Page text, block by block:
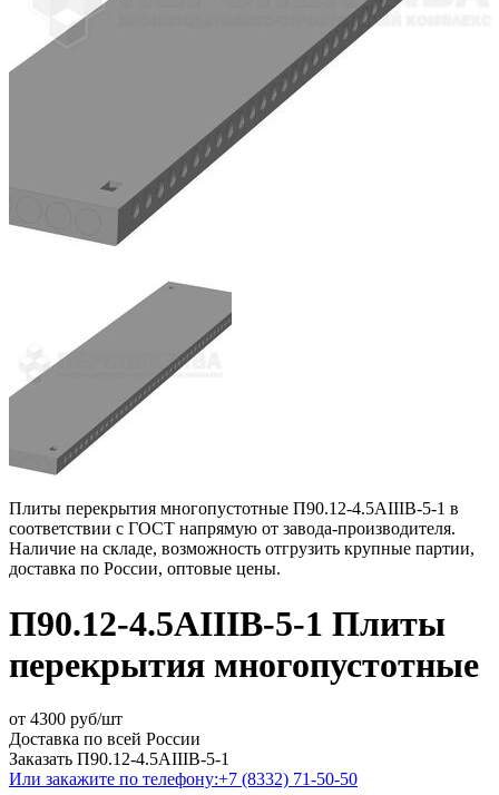
Плиты перекрытия многопустотные П90.12-4.5АIIIВ-5-1 в
соответствии с ГОСТ напрямую от завода-производителя.
Наличие на складе, возможность отгрузить крупные партии,
доставка по России, оптовые цены.
П90.12-4.5АIIIВ-5-1 Плиты
перекрытия многопустотные
от 4300 руб/шт
Доставка по всей России
Заказать П90.12-4.5АIIIВ-5-1
Или закажите по телефону:+7 (8332) 71-50-50